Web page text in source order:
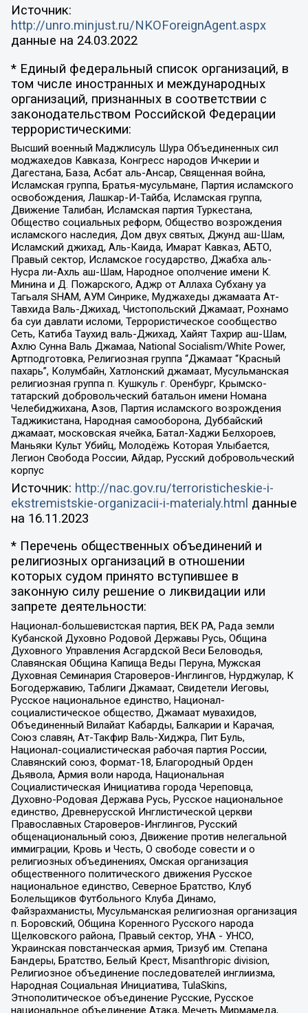
Источник:
http://unro.minjust.ru/NKOForeignAgent.aspx
данные на 24.03.2022
* Единый федеральный список организаций, в
том числе иностранных и международных
организаций, признанных в соответствии с
законодательством Российской Федерации
террористическими:
Высший военный Маджлисуль Шура Объединенных сил
моджахедов Кавказа, Конгресс народов Ичкерии и
Дагестана, База, Асбат аль-Ансар, Священная война,
Исламская группа, Братья-мусульмане, Партия исламского
освобождения, Лашкар-И-Тайба, Исламская группа,
Движение Талибан, Исламская партия Туркестана,
Общество социальных реформ, Общество возрождения
исламского наследия, Дом двух святых, Джунд аш-Шам,
Исламский джихад, Аль-Каида, Имарат Кавказ, АБТО,
Правый сектор, Исламское государство, Джабха аль-
Нусра ли-Ахль аш-Шам, Народное ополчение имени К.
Минина и Д. Пожарского, Аджр от Аллаха Субхану уа
Тагьаля SHAM, АУМ Синрике, Муджахеды джамаата Ат-
Тавхида Валь-Джихад, Чистопольский Джамаат, Рохнамо
ба суи давлати исломи, Террористическое сообщество
Сеть, Катиба Таухид валь-Джихад, Хайят Тахрир аш-Шам,
Ахлю Сунна Валь Джамаа, National Socialism/White Power,
Артподготовка, Религиозная группа “Джамаат “Красный
пахарь”, Колумбайн, Хатлонский джамаат, Мусульманская
религиозная группа п. Кушкуль г. Оренбург, Крымско-
татарский добровольческий батальон имени Номана
Челебиджихана, Азов, Партия исламского возрождения
Таджикистана, Народная самооборона, Дуббайский
джамаат, московская ячейка, Батал-Хаджи Белхороев,
Маньяки Культ Убийц, Молодёжь Которая Улыбается,
Легион Свобода России, Айдар, Русский добровольческий
корпус
Источник: http://nac.gov.ru/terroristicheskie-i-
ekstremistskie-organizacii-i-materialy.html данные
на 16.11.2023
* Перечень общественных объединений и
религиозных организаций в отношении
которых судом принято вступившее в
законную силу решение о ликвидации или
запрете деятельности:
Национал-большевистская партия, ВЕК РА, Рада земли
Кубанской Духовно Родовой Державы Русь, Община
Духовного Управления Асгардской Веси Беловодья,
Славянская Община Капища Веды Перуна, Мужская
Духовная Семинария Староверов-Инглингов, Нурджулар, К
Богодержавию, Таблиги Джамаат, Свидетели Иеговы,
Русское национальное единство, Национал-
социалистическое общество, Джамаат мувахидов,
Объединенный Вилайат Кабарды, Балкарии и Карачая,
Союз славян, Ат-Такфир Валь-Хиджра, Пит Буль,
Национал-социалистическая рабочая партия России,
Славянский союз, Формат-18, Благородный Орден
Дьявола, Армия воли народа, Национальная
Социалистическая Инициатива города Череповца,
Духовно-Родовая Держава Русь, Русское национальное
единство, Древнерусской Инглистической церкви
Православных Староверов-Инглингов, Русский
общенациональный союз, Движение против нелегальной
иммиграции, Кровь и Честь, О свободе совести и о
религиозных объединениях, Омская организация
общественного политического движения Русское
национальное единство, Северное Братство, Клуб
Болельщиков Футбольного Клуба Динамо,
Файзрахманисты, Мусульманская религиозная организация
п. Боровский, Община Коренного Русского народа
Щелковского района, Правый сектор, УНА - УНСО,
Украинская повстанческая армия, Тризуб им. Степана
Бандеры, Братство, Белый Крест, Misanthropic division,
Религиозное объединение последователей инглиизма,
Народная Социальная Инициатива, TulaSkins,
Этнополитическое объединение Русские, Русское
национальное объединение Атака, Мечеть Мирмамеда,